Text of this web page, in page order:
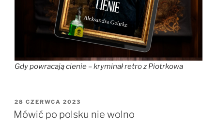
Gdy powracają cienie – kryminał retro z Piotrkowa
OPUBLIKOWANE
W
28 CZERWCA 2023
Mówić po polsku nie wolno